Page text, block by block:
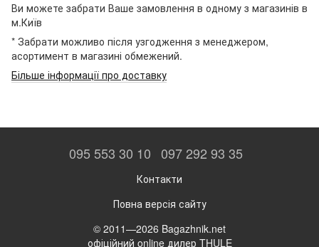
Ви можете забрати Ваше замовлення в одному з магазинів в
м.Київ
* Забрати можливо після узгодження з менеджером,
асортимент в магазині обмежений.
Більше інформації про доставку
095 553 30 10 097 292 93 35
Контакти
Повна версія сайту
© 2011—2026 Bagazhnik.net
офіційний online дилер THULE